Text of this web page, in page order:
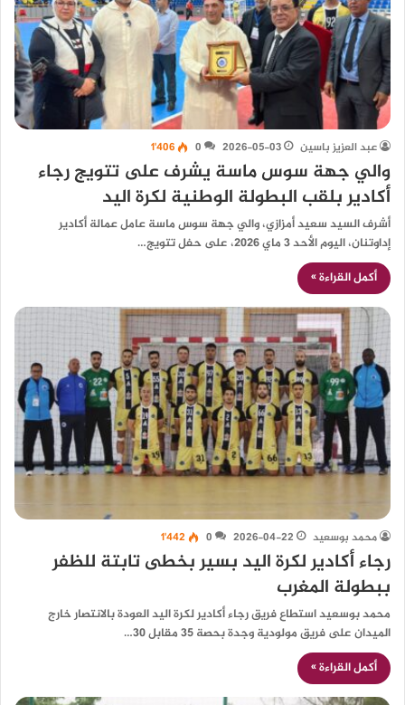
عبد العزيز باسين 2026-05-03
0 1٬406
والي جهة سوس ماسة يشرف على تتويج رجاء
أكادير بلقب البطولة الوطنية لكرة اليد
أشرف السيد سعيد أمزازي، والي جهة سوس ماسة عامل عمالة أكادير
إداوتنان، اليوم الأحد 3 ماي 2026، على حفل تتويج…
أكمل القراءة »
محمد بوسعيد 2026-04-22
0 1٬442
رجاء أكادير لكرة اليد بسير بخطى تابتة للظفر
ببطولة المغرب
محمد بوسعيد استطاع فريق رجاء أكادير لكرة اليد العودة بالانتصار خارج
الميدان على فريق مولودية وجدة بحصة 35 مقابل 30…
أكمل القراءة »